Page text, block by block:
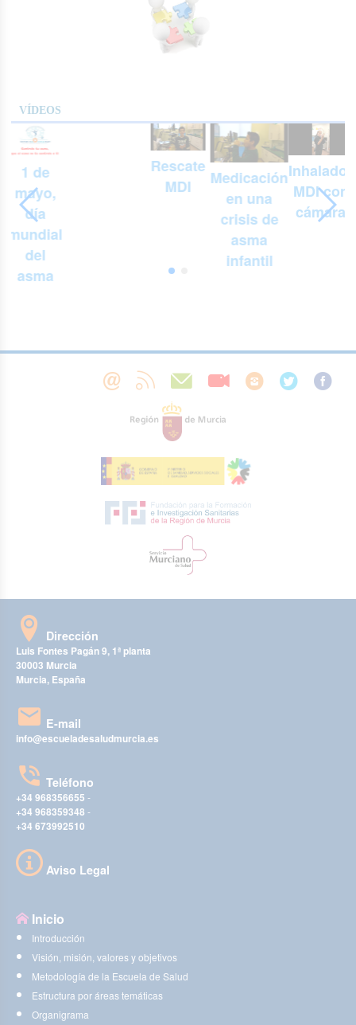
VÍDEOS
1 de
mayo,
día
mundial
del
asma
Rescate
MDI
Medicación
en una
crisis de
asma
infantil
Inhalador
MDI con
cámara
Dirección
Luis Fontes Pagán 9, 1ª planta
30003 Murcia
Murcia, España
E-mail
info@escueladesaludmurcia.es
Teléfono
+34 968356655 -
+34 968359348 -
+34 673992510
Aviso Legal
Inicio
Introducción
Visión, misión, valores y objetivos
Metodología de la Escuela de Salud
Estructura por áreas temáticas
Organigrama